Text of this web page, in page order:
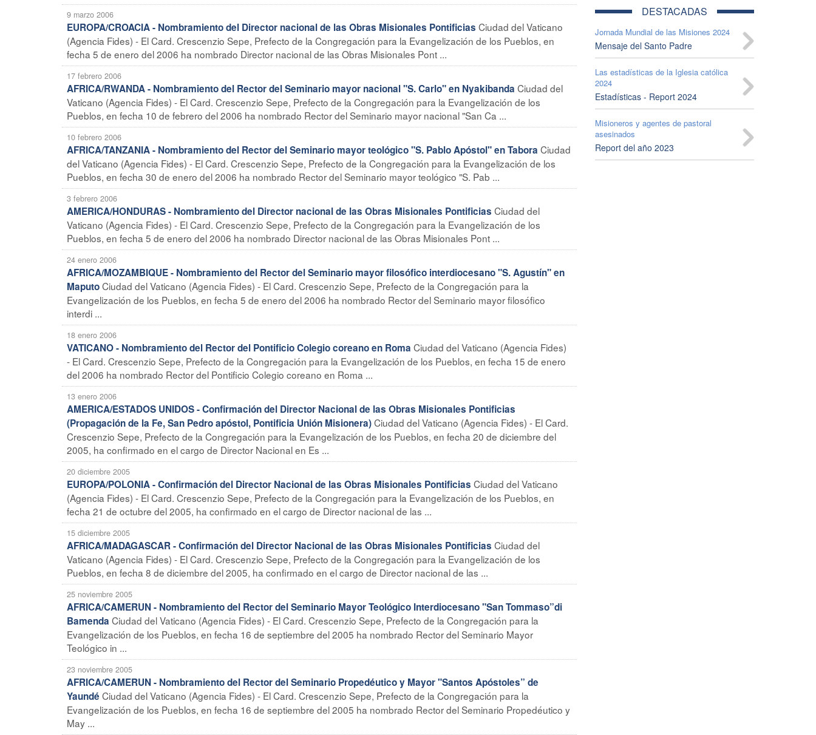
9 marzo 2006
EUROPA/CROACIA - Nombramiento del Director nacional de las Obras Misionales Pontificias Ciudad del Vaticano
(Agencia Fides) - El Card. Crescenzio Sepe, Prefecto de la Congregación para la Evangelización de los Pueblos, en
fecha 5 de enero del 2006 ha nombrado Director nacional de las Obras Misionales Pont ...
17 febrero 2006
AFRICA/RWANDA - Nombramiento del Rector del Seminario mayor nacional "S. Carlo" en Nyakibanda Ciudad del
Vaticano (Agencia Fides) - El Card. Crescenzio Sepe, Prefecto de la Congregación para la Evangelización de los
Pueblos, en fecha 10 de febrero del 2006 ha nombrado Rector del Seminario mayor nacional "San Ca ...
10 febrero 2006
AFRICA/TANZANIA - Nombramiento del Rector del Seminario mayor teológico "S. Pablo Apóstol" en Tabora Ciudad
del Vaticano (Agencia Fides) - El Card. Crescenzio Sepe, Prefecto de la Congregación para la Evangelización de los
Pueblos, en fecha 30 de enero del 2006 ha nombrado Rector del Seminario mayor teológico "S. Pab ...
3 febrero 2006
AMERICA/HONDURAS - Nombramiento del Director nacional de las Obras Misionales Pontificias Ciudad del
Vaticano (Agencia Fides) - El Card. Crescenzio Sepe, Prefecto de la Congregación para la Evangelización de los
Pueblos, en fecha 5 de enero del 2006 ha nombrado Director nacional de las Obras Misionales Pont ...
24 enero 2006
AFRICA/MOZAMBIQUE - Nombramiento del Rector del Seminario mayor filosófico interdiocesano "S. Agustín" en
MaputoCiudad del Vaticano (Agencia Fides) - El Card. Crescenzio Sepe, Prefecto de la Congregación para la
Evangelización de los Pueblos, en fecha 5 de enero del 2006 ha nombrado Rector del Seminario mayor filosófico
interdi ...
18 enero 2006
VATICANO - Nombramiento del Rector del Pontificio Colegio coreano en Roma Ciudad del Vaticano (Agencia Fides)
- El Card. Crescenzio Sepe, Prefecto de la Congregación para la Evangelización de los Pueblos, en fecha 15 de enero
del 2006 ha nombrado Rector del Pontificio Colegio coreano en Roma ...
13 enero 2006
AMERICA/ESTADOS UNIDOS - Confirmación del Director Nacional de las Obras Misionales Pontificias
(Propagación de la Fe, San Pedro apóstol, Pontificia Unión Misionera)Ciudad del Vaticano (Agencia Fides) - El Card.
Crescenzio Sepe, Prefecto de la Congregación para la Evangelización de los Pueblos, en fecha 20 de diciembre del
2005, ha confirmado en el cargo de Director Nacional en Es ...
20 diciembre 2005
EUROPA/POLONIA - Confirmación del Director Nacional de las Obras Misionales Pontificias Ciudad del Vaticano
(Agencia Fides) - El Card. Crescenzio Sepe, Prefecto de la Congregación para la Evangelización de los Pueblos, en
fecha 21 de octubre del 2005, ha confirmado en el cargo de Director nacional de las ...
15 diciembre 2005
AFRICA/MADAGASCAR - Confirmación del Director Nacional de las Obras Misionales Pontificias Ciudad del
Vaticano (Agencia Fides) - El Card. Crescenzio Sepe, Prefecto de la Congregación para la Evangelización de los
Pueblos, en fecha 8 de diciembre del 2005, ha confirmado en el cargo de Director nacional de las ...
25 noviembre 2005
AFRICA/CAMERUN - Nombramiento del Rector del Seminario Mayor Teológico Interdiocesano "San Tommaso”di
Bamenda Ciudad del Vaticano (Agencia Fides) - El Card. Crescenzio Sepe, Prefecto de la Congregación para la
Evangelización de los Pueblos, en fecha 16 de septiembre del 2005 ha nombrado Rector del Seminario Mayor
Teológico in ...
23 noviembre 2005
AFRICA/CAMERUN - Nombramiento del Rector del Seminario Propedéutico y Mayor "Santos Apóstoles” de
Yaundé Ciudad del Vaticano (Agencia Fides) - El Card. Crescenzio Sepe, Prefecto de la Congregación para la
Evangelización de los Pueblos, en fecha 16 de septiembre del 2005 ha nombrado Rector del Seminario Propedéutico y
May ...
DESTACADAS
Jornada Mundial de las Misiones 2024
Mensaje del Santo Padre
Las estadísticas de la Iglesia católica
2024
Estadísticas - Report 2024
Misioneros y agentes de pastoral
asesinados
Report del año 2023